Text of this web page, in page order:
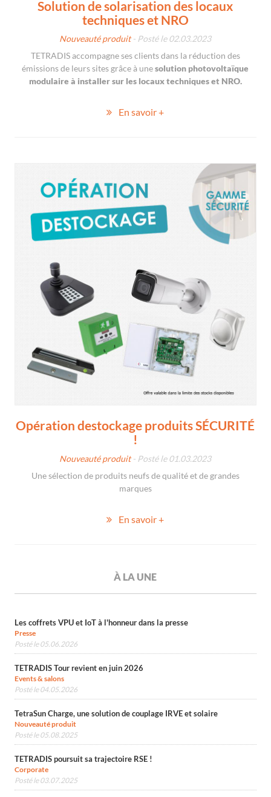
Solution de solarisation des locaux
techniques et NRO
Nouveauté produit- Posté le 02.03.2023
TETRADIS accompagne ses clients dans la réduction des
émissions de leurs sites grâce à unesolution photovoltaïque
modulaire à installer sur les locaux techniques et NRO.
En savoir +
Opération destockage produits SÉCURITÉ
!
Nouveauté produit- Posté le 01.03.2023
Une sélection de produits neufs de qualité et de grandes
marques
En savoir +
À LA UNE
Les coffrets VPU et IoT à l'honneur dans la presse
Presse
Posté le 05.06.2026
TETRADIS Tour revient en juin 2026
Events & salons
Posté le 04.05.2026
TetraSun Charge, une solution de couplage IRVE et solaire
Nouveauté produit
Posté le 05.08.2025
TETRADIS poursuit sa trajectoire RSE !
Corporate
Posté le 03.07.2025